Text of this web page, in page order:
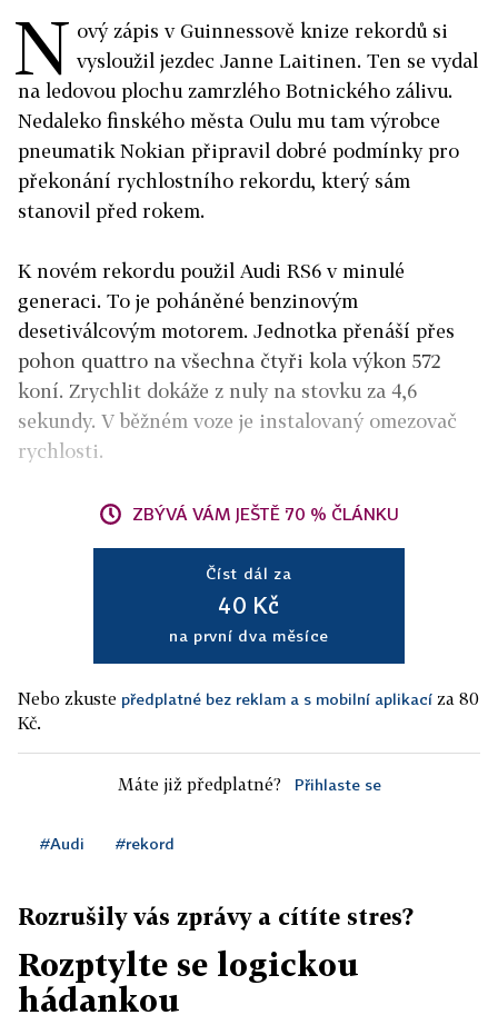
N ový zápis v Guinnessově knize rekordů si
vysloužil jezdec Janne Laitinen. Ten se vydal
na ledovou plochu zamrzlého Botnického zálivu.
Nedaleko finského města Oulu mu tam výrobce
pneumatik Nokian připravil dobré podmínky pro
překonání rychlostního rekordu, který sám
stanovil před rokem.
K novém rekordu použil Audi RS6 v minulé
generaci. To je poháněné benzinovým
desetiválcovým motorem. Jednotka přenáší přes
pohon quattro na všechna čtyři kola výkon 572
koní. Zrychlit dokáže z nuly na stovku za 4,6
sekundy. V běžném voze je instalovaný omezovač
rychlosti.
ZBÝVÁ VÁM JEŠTĚ 70 % ČLÁNKU
Číst dál za
40 Kč
na první dva měsíce
Nebo zkuste předplatné bez reklam a s mobilní aplikací za 80
Kč.
Máte již předplatné? Přihlaste se
#Audi #rekord
Rozrušily vás zprávy a cítíte stres?
Rozptylte se logickou
hádankou